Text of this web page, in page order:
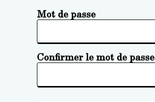
Mot de passe
Confirmer le mot de passe